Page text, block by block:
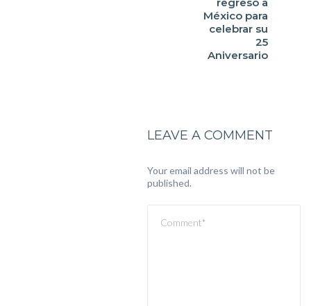
México para
celebrar su
25
Aniversario
LEAVE A COMMENT
Your email address will not be
published.